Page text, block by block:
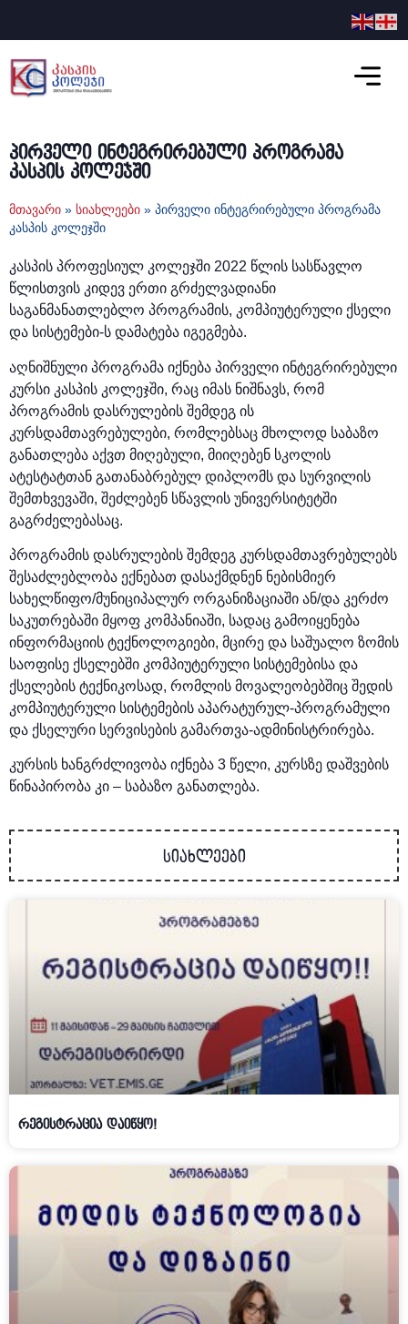
პირველი ინტეგრირებული პროგრამა
კასპის კოლეჯში
მთავარი » სიახლეები » პირველი ინტეგრირებული პროგრამა
კასპის კოლეჯში
კასპის პროფესიულ კოლეჯში 2022 წლის სასწავლო
წლისთვის კიდევ ერთი გრძელვადიანი
საგანმანათლებლო პროგრამის, კომპიუტერული ქსელი
და სისტემები-ს დამატება იგეგმება.
აღნიშნული პროგრამა იქნება პირველი ინტეგრირებული
კურსი კასპის კოლეჯში, რაც იმას ნიშნავს, რომ
პროგრამის დასრულების შემდეგ ის
კურსდამთავრებულები, რომლებსაც მხოლოდ საბაზო
განათლება აქვთ მიღებული, მიიღებენ სკოლის
ატესტატთან გათანაბრებულ დიპლომს და სურვილის
შემთხვევაში, შეძლებენ სწავლის უნივერსიტეტში
გაგრძელებასაც.
პროგრამის დასრულების შემდეგ კურსდამთავრებულებს
შესაძლებლობა ექნებათ დასაქმდნენ ნებისმიერ
სახელწიფო/მუნიციპალურ ორგანიზაციაში ან/და კერძო
საკუთრებაში მყოფ კომპანიაში, სადაც გამოიყენება
ინფორმაციის ტექნოლოგიები, მცირე და საშუალო ზომის
საოფისე ქსელებში კომპიუტერული სისტემებისა და
ქსელების ტექნიკოსად, რომლის მოვალეობებშიც შედის
კომპიუტერული სისტემების აპარატურულ-პროგრამული
და ქსელური სერვისების გამართვა-ადმინისტრირება.
კურსის ხანგრძლივობა იქნება 3 წელი, კურსზე დაშვების
წინაპირობა კი – საბაზო განათლება.
სიახლეები
რეგისტრაცია დაიწყო!